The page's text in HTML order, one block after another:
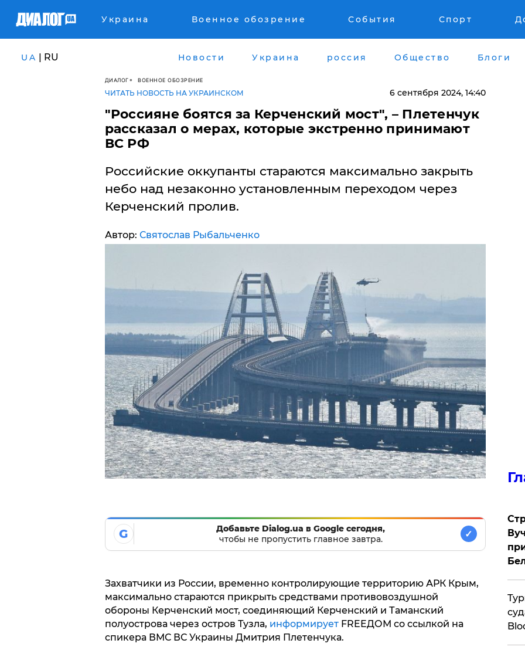
Украина Военное обозрение События Спорт
UA | RU Новости Украина россия Общество Блоги
ДИАЛОГ ВОЕННОЕ ОБОЗРЕНИЕ
ЧИТАТЬ НОВОСТЬ НА УКРАИНСКОМ 6 сентября 2024, 14:40
"Россияне боятся за Керченский мост", – Плетенчук
рассказал о мерах, которые экстренно принимают
ВС РФ
Российские оккупанты стараются максимально закрыть
небо над незаконно установленным переходом через
Керченский пролив.
Автор: Святослав Рыбальченко
G
Добавьте Dialog.ua в Google сегодня,
чтобы не пропустить главное завтра.
✓
Захватчики из России, временно контролирующие территорию АРК Крым,
максимально стараются прикрыть средствами противовоздушной
обороны Керченский мост, соединяющий Керченский и Таманский
полуострова через остров Тузла, информируетFREEДОМ со ссылкой на
спикера ВМС ВС Украины Дмитрия Плетенчука.